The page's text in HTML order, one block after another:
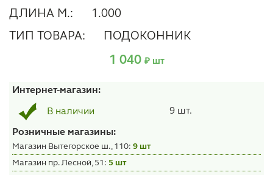
ДЛИНА М.: 1.000
ТИП ТОВАРА: ПОДОКОННИК
1 040 ₽ шт
Интернет-магазин:
В наличии 9 шт.
Розничные магазины:
Магазин Вытегорское ш., 110: 9 шт
Магазин пр. Лесной, 51: 5 шт